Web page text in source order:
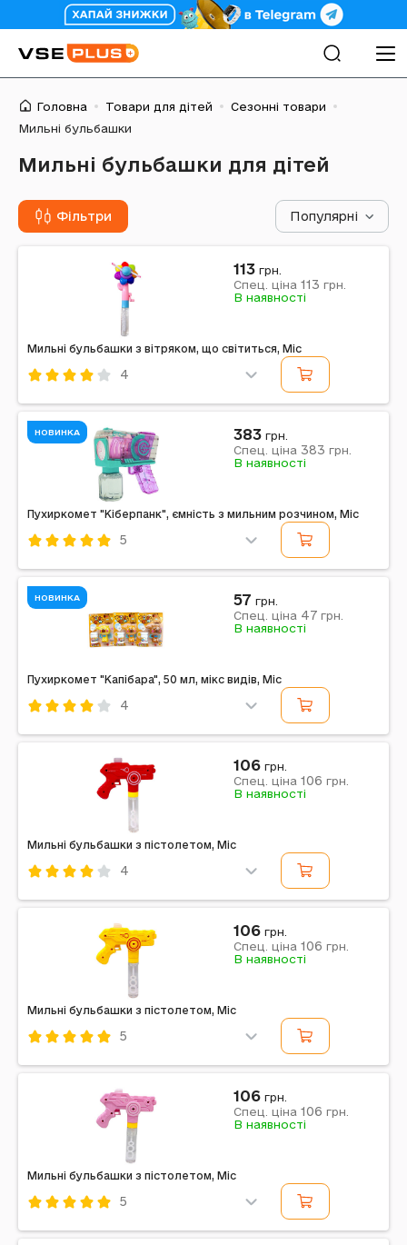
Головна Товари для дітей
Сезонні товари
Мильні бульбашки
Мильні бульбашки для дітей
Фільтри Популярні
Мильні бульбашки з вітряком, що світиться, Mic
4
Рожевий
Примітка: Країна виробник: Китай
113 грн.
Спец. ціна 113 грн.
В наявності
НОВИНКА
Пухиркомет "Кіберпанк", ємність з мильним розчином, Mic
5
Пластик
Примітка: Упаковка: Блістер | Тип батарейок: АА |
Кількість батарейок: 4 | Батарейки в комплекті: Ні |
Вага в упаковці: 403 г | Габарити в упаковці:...
383 грн.
Спец. ціна 383 грн.
В наявності
НОВИНКА
Пухиркомет "Капібара", 50 мл, мікс видів, Mic
4
Пластик
Примітка: Упаковка: Планшет | Вага в упаковці: 62 г |
Габарити в упаковці: 21 x 4 x 16 см | Габарити без
упаковки: 11 x 4 x 12 см | Країна-виробник:...
57 грн.
Спец. ціна 47 грн.
В наявності
Мильні бульбашки з пістолетом, Mic
4
Комбінований
Примітка: Упаковка: Без упаковки | Вага в упаковці:
90 г | Розміри в упаковці: 17,5 × 3 × 15 см | Країна-
виробник: Китай | Комплектація: Мильні...
106 грн.
Спец. ціна 106 грн.
В наявності
Мильні бульбашки з пістолетом, Mic
5
Комбінований
Примітка: Упаковка: Без упаковки | Вага в упаковці:
90 г | Розміри в упаковці: 17,5 x 3 x 15 см | Країна-
виробник: Китай | Комплектація: Мильні...
106 грн.
Спец. ціна 106 грн.
В наявності
Мильні бульбашки з пістолетом, Mic
5
106 грн.
Спец. ціна 106 грн.
В наявності